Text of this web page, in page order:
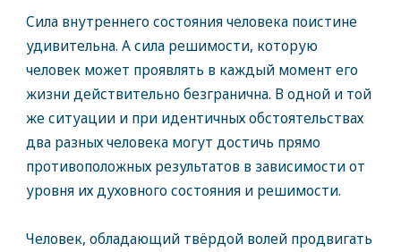
Сила внутреннего состояния человека поистине
удивительна. А сила решимости, которую
человек может проявлять в каждый момент его
жизни действительно безгранична. В одной и той
же ситуации и при идентичных обстоятельствах
два разных человека могут достичь прямо
противоположных результатов в зависимости от
уровня их духовного состояния и решимости.
Человек, обладающий твёрдой волей продвигать